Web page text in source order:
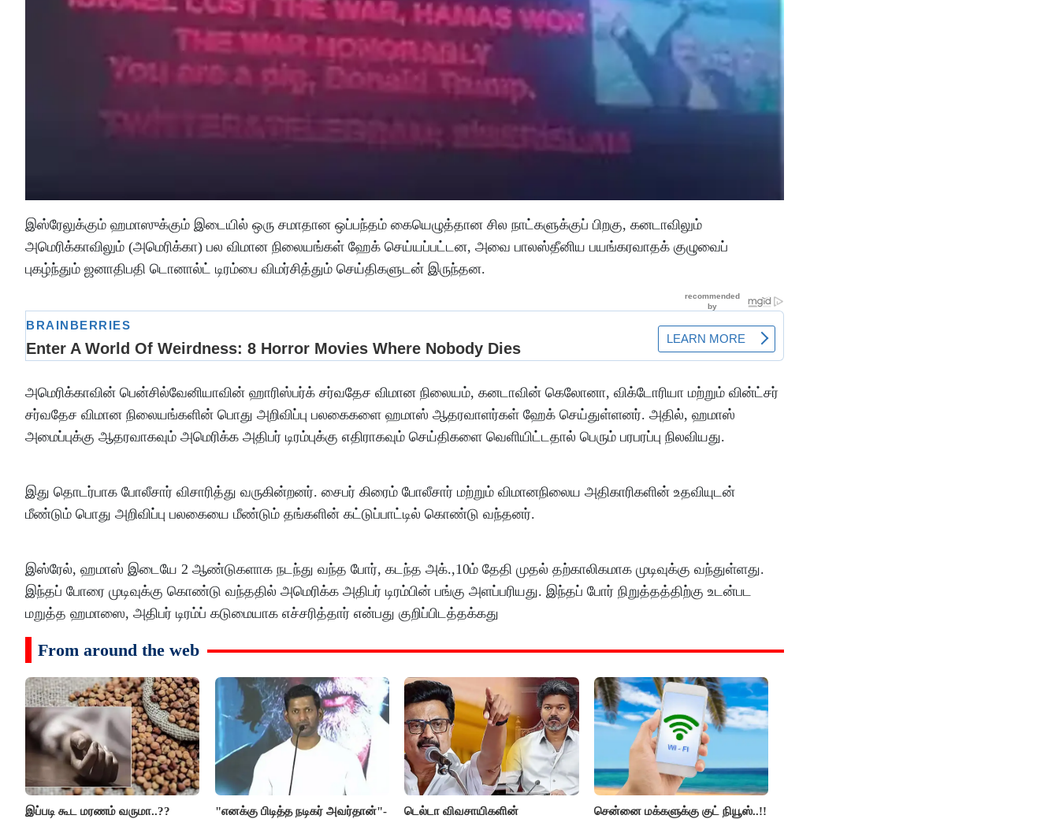
இஸ்ரேலுக்கும் ஹமாஸுக்கும் இடையில் ஒரு சமாதான ஒப்பந்தம் கையெழுத்தான சில நாட்களுக்குப் பிறகு, கனடாவிலும்
அமெரிக்காவிலும் (அமெரிக்கா) பல விமான நிலையங்கள் ஹேக் செய்யப்பட்டன, அவை பாலஸ்தீனிய பயங்கரவாதக் குழுவைப்
புகழ்ந்தும் ஜனாதிபதி டொனால்ட் டிரம்பை விமர்சித்தும் செய்திகளுடன் இருந்தன.
அமெரிக்காவின் பென்சில்வேனியாவின் ஹாரிஸ்பர்க் சர்வதேச விமான நிலையம், கனடாவின் கெலோனா, விக்டோரியா மற்றும் வின்ட்சர்
சர்வதேச விமான நிலையங்களின் பொது அறிவிப்பு பலகைகளை ஹமாஸ் ஆதரவாளர்கள் ஹேக் செய்துள்ளனர். அதில், ஹமாஸ்
அமைப்புக்கு ஆதரவாகவும் அமெரிக்க அதிபர் டிரம்புக்கு எதிராகவும் செய்திகளை வெளியிட்டதால் பெரும் பரபரப்பு நிலவியது.
இது தொடர்பாக போலீசார் விசாரித்து வருகின்றனர். சைபர் கிரைம் போலீசார் மற்றும் விமானநிலைய அதிகாரிகளின் உதவியுடன்
மீண்டும் பொது அறிவிப்பு பலகையை மீண்டும் தங்களின் கட்டுப்பாட்டில் கொண்டு வந்தனர்.
இஸ்ரேல், ஹமாஸ் இடையே 2 ஆண்டுகளாக நடந்து வந்த போர், கடந்த அக்.,10ம் தேதி முதல் தற்காலிகமாக முடிவுக்கு வந்துள்ளது.
இந்தப் போரை முடிவுக்கு கொண்டு வந்ததில் அமெரிக்க அதிபர் டிரம்பின் பங்கு அளப்பரியது. இந்தப் போர் நிறுத்தத்திற்கு உடன்பட
மறுத்த ஹமாஸை, அதிபர் டிரம்ப் கடுமையாக எச்சரித்தார் என்பது குறிப்பிடத்தக்கது
From around the web
இப்படி கூட மரணம் வருமா..??
"எனக்கு பிடித்த நடிகர் அவர்தான்"-
டெல்டா விவசாயிகளின்
சென்னை மக்களுக்கு குட் நியூஸ்..!!